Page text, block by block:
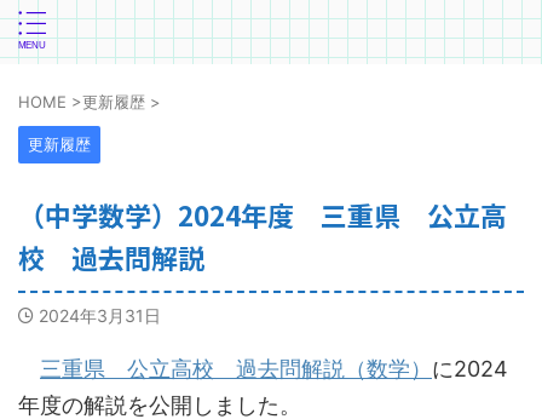
HOME >更新履歴 >
更新履歴
（中学数学）2024年度 三重県 公立高
校 過去問解説
2024年3月31日
三重県 公立高校 過去問解説（数学） に2024
年度の解説を公開しました。